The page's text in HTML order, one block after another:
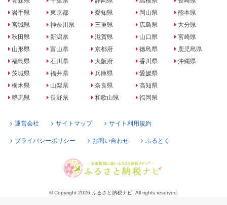
岩手県
宮城県
秋田県
山形県
福島県
茨城県
栃木県
群馬県
東京都
神奈川県
新潟県
富山県
石川県
福井県
山梨県
長野県
愛知県
三重県
滋賀県
京都府
大阪府
兵庫県
奈良県
和歌山県
岡山県
広島県
山口県
徳島県
香川県
愛媛県
高知県
福岡県
熊本県
大分県
宮崎県
鹿児島県
沖縄県
運営会社 サイトマップ サイト利用規約
プライバシーポリシー お問い合わせ ふるとく
© Copyright 2026 ふるさと納税ナビ. All rights reserved.